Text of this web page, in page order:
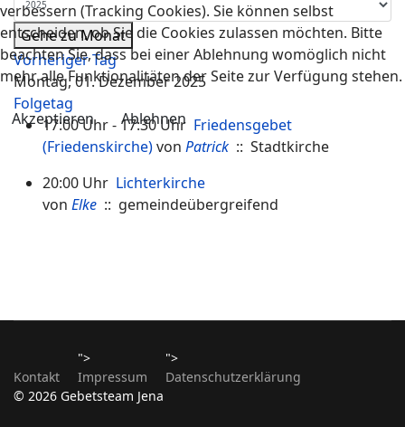
Gehe zu Monat
Vorheriger Tag
Montag, 01. Dezember 2025
Folgetag
17:00 Uhr - 17:30 Uhr Friedensgebet
(Friedenskirche)von Patrick :: Stadtkirche
20:00 Uhr Lichterkirche
von Elke :: gemeindeübergreifend
Kontakt
">
Impressum
">
Datenschutzerklärung
© 2026 Gebetsteam Jena
verbessern (Tracking Cookies). Sie können selbst
entscheiden, ob Sie die Cookies zulassen möchten. Bitte
beachten Sie, dass bei einer Ablehnung womöglich nicht
mehr alle Funktionalitäten der Seite zur Verfügung stehen.
Akzeptieren Ablehnen